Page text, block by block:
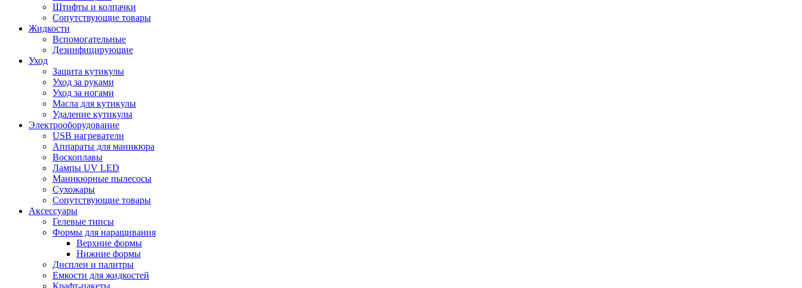
Штифты и колпачки
Сопутствующие товары
Жидкости
Вспомогательные
Дезинфицирующие
Уход
Защита кутикулы
Уход за руками
Уход за ногами
Масла для кутикулы
Удаление кутикулы
Электрооборудование
USB нагреватели
Аппараты для маникюра
Воскоплавы
Лампы UV LED
Маникюрные пылесосы
Сухожары
Сопутствующие товары
Аксессуары
Гелевые типсы
Формы для наращивания
Верхние формы
Нижние формы
Дисплеи и палитры
Емкости для жидкостей
Крафт-пакеты